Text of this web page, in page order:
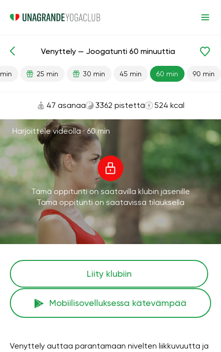
Valmiit oppitunnit Joustavuus
Venyttely — Joogatunti 60 minuuttia
25 min 30 min 45 min 60 min 90 min
47 asanaa 3362 pistettä 524 kcal
Harjoittele videolla ·60 min
Tämä oppitunti on saatavilla klubin jäsenille
Tämä oppitunti on saatavissa tilauksella
Liity klubiin
Mobiilisovelluksessa kätevämpää
Venyttely auttaa parantamaan nivelten liikkuvuutta ja